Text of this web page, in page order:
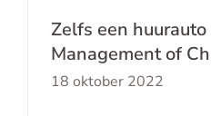
Zelfs een
Management of
18 oktober 2022